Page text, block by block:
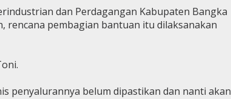
dan Perdagangan Kabupaten Bangka
rencana pembagian bantuan itu dilaksanakan
penyalurannya belum dipastikan dan nanti akan